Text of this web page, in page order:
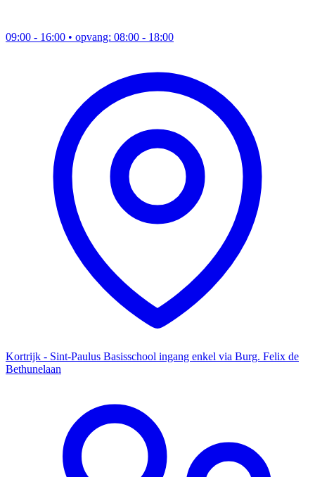
09:00 - 16:00 • opvang: 08:00 - 18:00
Kortrijk - Sint-Paulus Basisschool ingang enkel via Burg. Felix de
Bethunelaan